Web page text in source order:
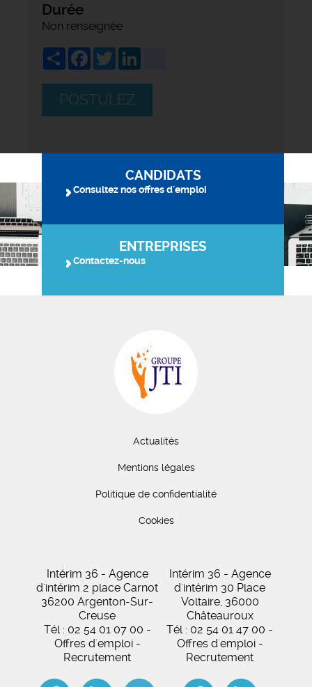
Durée
Non renseignée
ShareFacebook
Twitter
POSTULEZ
CANDIDATS
Consultez nos offres d'emploi
ENTREPRISES
Contactez-nous
Actualités
Mentions légales
Politique de confidentialité
Cookies
Intérim 36 - Agence
d'intérim 2 place Carnot
36200 Argenton-Sur-
Creuse
Tél : 02 54 01 07 00 -
Offres d'emploi -
Recrutement
Intérim 36 - Agence
d'intérim 30 Place
Voltaire, 36000
Châteauroux
Tél : 02 54 01 47 00 -
Offres d'emploi -
Recrutement